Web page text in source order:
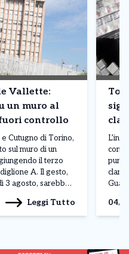
Vallette:
un muro al
controllo
Cutugno di Torino,
sul muro di un
il terzo
A. Il gesto,
3 agosto, sarebbe
Leggi Tutto 04/